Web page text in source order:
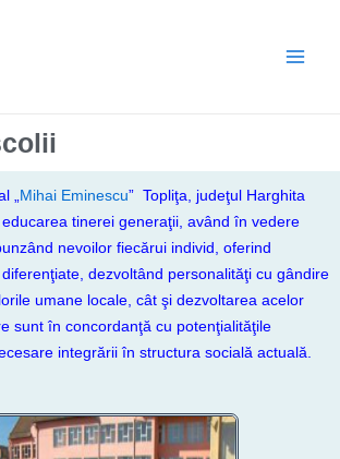
Mihai Eminescu” Topliţa, judeţul Harghita
tinerei generaţii, având în vedere
nevoilor fiecărui individ, oferind
dezvoltând personalităţi cu gândire
umane locale, cât şi dezvoltarea acelor
sunt în concordanţă cu potenţialităţile
integrării în structura socială actuală.